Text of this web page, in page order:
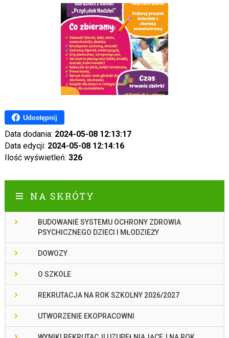
Udostępnij
Data dodania: 2024-05-08 12:13:17
Data edycji: 2024-05-08 12:14:16
Ilość wyświetleń: 326
NA SKRÓTY
BUDOWANIE SYSTEMU OCHRONY ZDROWIA
PSYCHICZNEGO DZIECI I MŁODZIEŻY
DOWOZY
O SZKOLE
REKRUTACJA NA ROK SZKOLNY 2026/2027
UTWORZENIE EKOPRACOWNI